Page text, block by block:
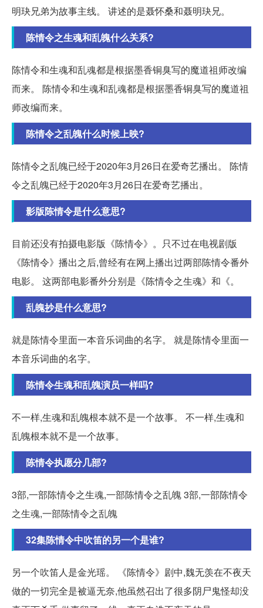
明玦兄弟为故事主线。 讲述的是聂怀桑和聂明玦兄。
陈情令之生魂和乱魄什么关系?
陈情令和生魂和乱魂都是根据墨香铜臭写的魔道祖师改编
而来。 陈情令和生魂和乱魂都是根据墨香铜臭写的魔道祖
师改编而来。
陈情令之乱魄什么时候上映?
陈情令之乱魄已经于2020年3月26日在爱奇艺播出。 陈情
令之乱魄已经于2020年3月26日在爱奇艺播出。
影版陈情令是什么意思?
目前还没有拍摄电影版《陈情令》。只不过在电视剧版
《陈情令》播出之后,曾经有在网上播出过两部陈情令番外
电影。 这两部电影番外分别是《陈情令之生魂》和《。
乱魄抄是什么意思?
就是陈情令里面一本音乐词曲的名字。 就是陈情令里面一
本音乐词曲的名字。
陈情令生魂和乱魄演员一样吗?
不一样,生魂和乱魄根本就不是一个故事。 不一样,生魂和
乱魄根本就不是一个故事。
陈情令执愿分几部?
3部,一部陈情令之生魂,一部陈情令之乱魄 3部,一部陈情令
之生魂,一部陈情令之乱魄
32集陈情令中吹笛的另一个是谁?
另一个吹笛人是金光瑶。 《陈情令》剧中,魏无羡在不夜天
做的一切完全是被逼无奈,他虽然召出了很多阴尸鬼怪却没